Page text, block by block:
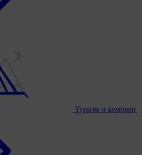
Туризм и кемпинг